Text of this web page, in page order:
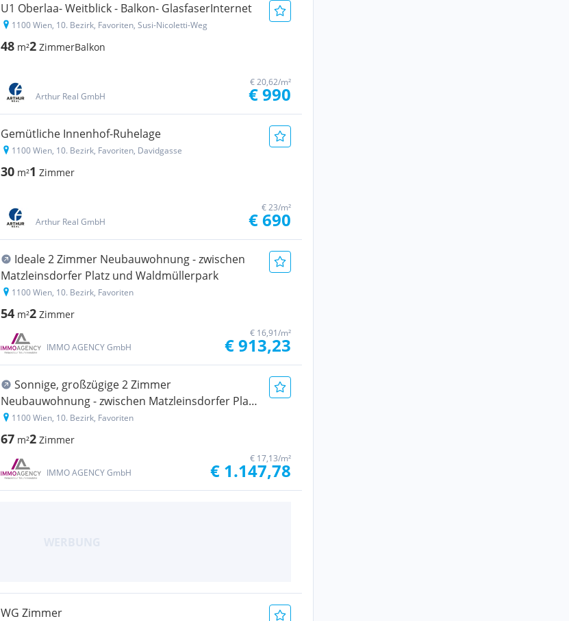
U1 Oberlaa- Weitblick - Balkon- GlasfaserInternet
1100 Wien, 10. Bezirk, Favoriten, Susi-Nicoletti-Weg
48 m²2 ZimmerBalkon
Arthur Real GmbH
€ 20,62/m²
€ 990
Gemütliche Innenhof-Ruhelage
1100 Wien, 10. Bezirk, Favoriten, Davidgasse
30 m²1 Zimmer
Arthur Real GmbH
€ 23/m²
€ 690
Ideale 2 Zimmer Neubauwohnung - zwischen
Matzleinsdorfer Platz und Waldmüllerpark
1100 Wien, 10. Bezirk, Favoriten
54 m²2 Zimmer
IMMO AGENCY GmbH
€ 16,91/m²
€ 913,23
Sonnige, großzügige 2 Zimmer
Neubauwohnung - zwischen Matzleinsdorfer Platz
und Waldmüllerpark
1100 Wien, 10. Bezirk, Favoriten
67 m²2 Zimmer
IMMO AGENCY GmbH
€ 17,13/m²
€ 1.147,78
WG Zimmer